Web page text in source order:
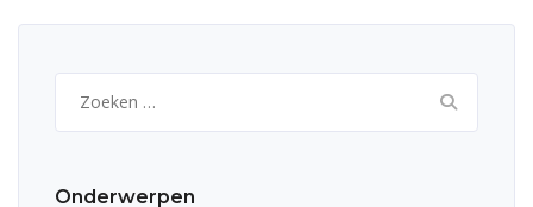
naar:
Onderwerpen